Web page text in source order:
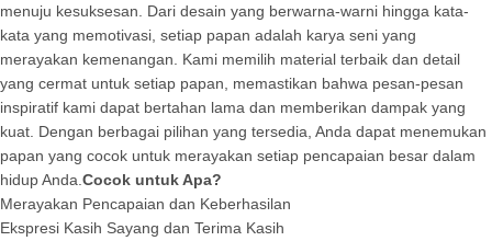
menuju kesuksesan. Dari desain yang berwarna-warni hingga kata-
kata yang memotivasi, setiap papan adalah karya seni yang
merayakan kemenangan. Kami memilih material terbaik dan detail
yang cermat untuk setiap papan, memastikan bahwa pesan-pesan
inspiratif kami dapat bertahan lama dan memberikan dampak yang
kuat. Dengan berbagai pilihan yang tersedia, Anda dapat menemukan
papan yang cocok untuk merayakan setiap pencapaian besar dalam
hidup Anda. Cocok untuk Apa?
Merayakan Pencapaian dan Keberhasilan
Ekspresi Kasih Sayang dan Terima Kasih